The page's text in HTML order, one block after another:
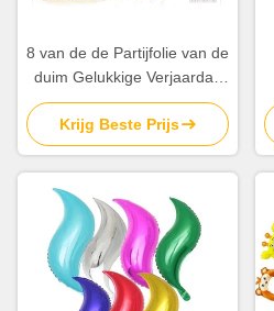
8 van de de Partijfolie van de
duim Gelukkige Verjaardag
van de de Ballonverjaardag
Aangepaste de
Partijdecoratie
Krijg Beste Prijs